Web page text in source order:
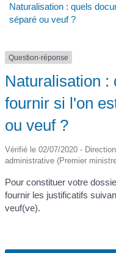
Naturalisation : quels
séparé ou veuf ?
Question-réponse
Naturalisation :
fournir si l'on
ou veuf ?
Vérifié le 02/07/2020 -
administrative (Premier
Pour constituer votre
fournir les justificatifs
veuf(ve).